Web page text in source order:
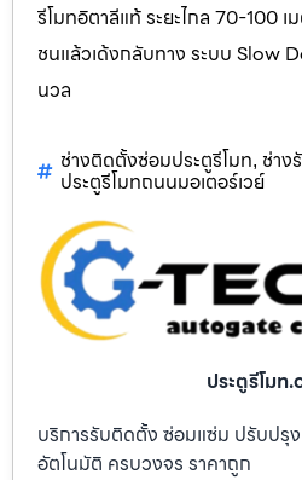
รีโมทอิตาลีแท้ ระยะไกล 70-100
ชนแล้วเด้งกลับทาง ระบบ Slow
นวล
ช่างติดตั้งซ่อมประตูรีโมท, ช่าง
ประตูรีโมทถนนมอเตอร์เวย์
ประตูรีโมท
บริการรับติดตั้ง ซ่อมแซ่ม ปรับปรุง
อัตโนมัติ ครบวงจร ราคาถูก